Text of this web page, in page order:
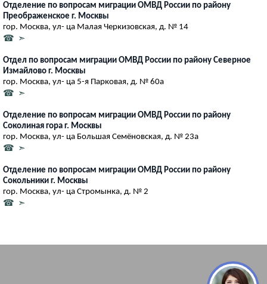
Отделение по вопросам миграции ОМВД России по району
Преображенское г. Москвы
гор. Москва, ул- ца Малая Черкизовская, д. № 14
☎ ➣
Отдел по вопросам миграции ОМВД России по району Северное
Измайлово г. Москвы
гор. Москва, ул- ца 5-я Парковая, д. № 60а
☎ ➣
Отделение по вопросам миграции ОМВД России по району
Соколиная гора г. Москвы
гор. Москва, ул- ца Большая Семёновская, д. № 23а
☎ ➣
Отделение по вопросам миграции ОМВД России по району
Сокольники г. Москвы
гор. Москва, ул- ца Стромынка, д. № 2
☎ ➣